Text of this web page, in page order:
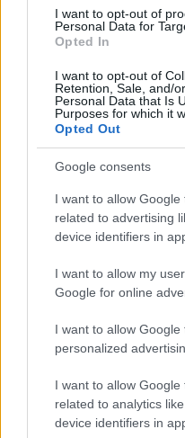
I want to opt-out of
Personal Data for
Opted In
I want to opt-out of
Retention, Sale, and/
Personal Data that Is
Purposes for which it
Opted Out
Google consents
I want to allow
related to advertising
device identifiers in
I want to allow my
Google for online
I want to allow Google
personalized
I want to allow
related to analytics
device identifiers in
dočekati početak
prvenstvu.
#Fudbalska
#Mundijal